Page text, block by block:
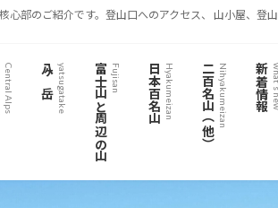
部のご紹介です。登山口へのアクセス、 山小屋、登
Central Alps 八ヶ岳yatsugatake 富士山と周辺の山Fujisan 日本百名山Hyakumeizan 二百名山（他）Nihyakumeizan 新着情報